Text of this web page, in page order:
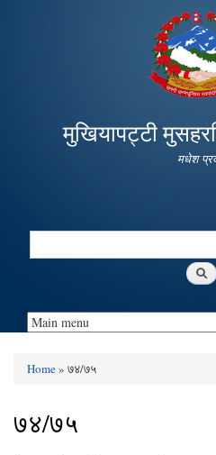
main
content
मुखियापट्टी
मधेश
Search
Home» ७४/७५
७४/७५